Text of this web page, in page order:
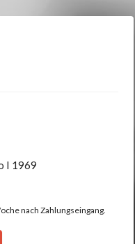
I 1969
nach Zahlungseingang.